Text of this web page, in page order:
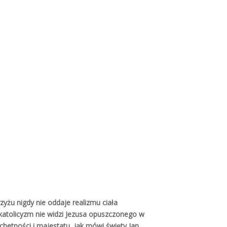
nigdy nie oddaje realizmu ciała
nie widzi Jezusa opuszczonego w
Search in content